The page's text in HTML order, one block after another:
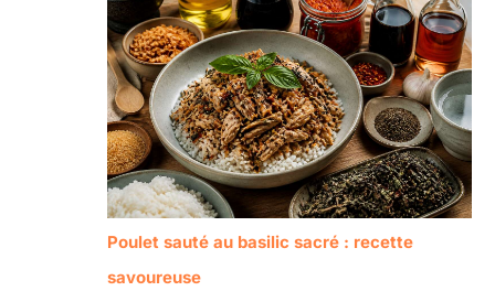
Poulet sauté au basilic sacré : recette
savoureuse